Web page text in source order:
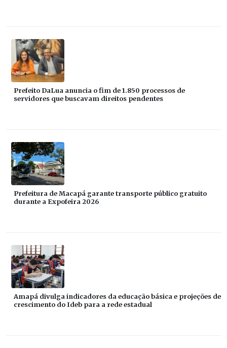
Prefeito DaLua anuncia o fim de 1.850 processos de
servidores que buscavam direitos pendentes
Prefeitura de Macapá garante transporte público gratuito
durante a Expofeira 2026
Amapá divulga indicadores da educação básica e projeções de
crescimento do Ideb para a rede estadual